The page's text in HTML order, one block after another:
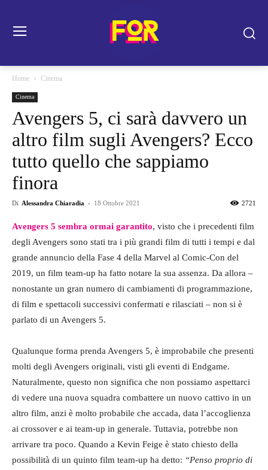
Home Cinema
Cinema
Avengers 5, ci sarà davvero un
altro film sugli Avengers? Ecco
tutto quello che sappiamo
finora
Di Alessandra Chiaradia - 18 Ottobre 2021 2721
Avengers 5 sembra ormai garantito, visto che i precedenti film
degli Avengers sono stati tra i più grandi film di tutti i tempi e dal
grande annuncio della Fase 4 della Marvel al Comic-Con del
2019, un film team-up ha fatto notare la sua assenza. Da allora –
nonostante un gran numero di cambiamenti di programmazione,
di film e spettacoli successivi confermati e rilasciati – non si è
parlato di un Avengers 5.
Qualunque forma prenda Avengers 5, è improbabile che presenti
molti degli Avengers originali, visti gli eventi di Endgame.
Naturalmente, questo non significa che non possiamo aspettarci
di vedere una nuova squadra combattere un nuovo cattivo in un
altro film, anzi è molto probabile che accada, data l’accoglienza
ai crossover e ai team-up in generale. Tuttavia, potrebbe non
arrivare tra poco. Quando a Kevin Feige è stato chiesto della
possibilità di un quinto film team-up ha detto: “Penso proprio di